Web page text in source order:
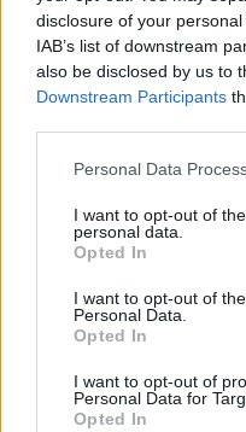
disclosure of your
IAB’s list of downstream
also be disclosed by us to
Downstream Participants
Please note that this
not limited to your visit or
grant or deny consent to
use your data for below
consent section.
Personal Data
I want to opt-out of
personal data.
Opted In
I want to opt-out of
Personal Data.
Opted In
I want to opt-out of
Personal Data for
Opted In
Nem indult nyugodtan a
egy nagy kiterjedésű
Kék hírek